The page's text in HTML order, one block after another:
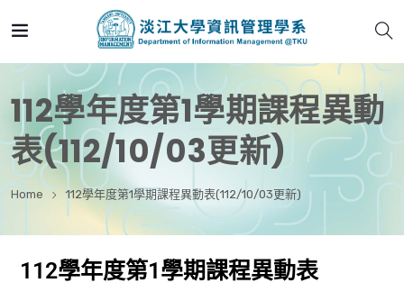
112學年度第1學期課程異動
表(112/10/03更新)
Home 112學年度第1學期課程異動表(112/10/03更新)
112學年度第1學期課程異動表